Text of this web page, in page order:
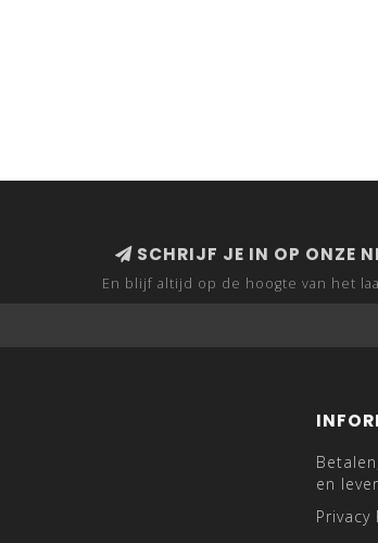
SCHRIJF JE IN OP ONZE
En blijf altijd op de hoogte van het
en
Privacy